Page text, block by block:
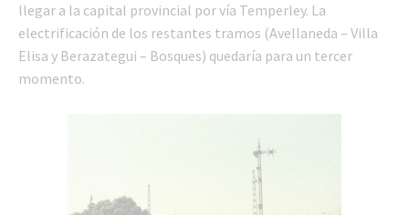
llegar a la capital provincial por vía Temperley. La
electrificación de los restantes tramos (Avellaneda – Villa
Elisa y Berazategui – Bosques) quedaría para un tercer
momento.